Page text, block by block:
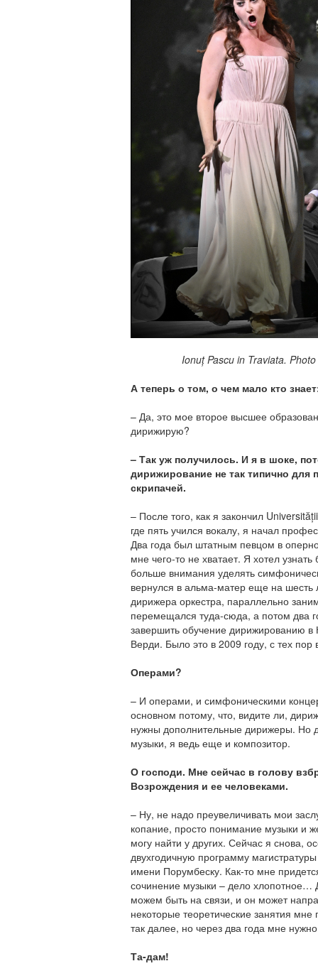
Ionuț Pascu in Traviata. Photo
А теперь о том, о чем мало кто
– Да, это мое второе высшее
дирижирую?
– Так уж получилось. И я в шоке,
дирижирование не так типично для
скрипачей.
– После того, как я закончил
где пять учился вокалу, я начал
Два года был штатным певцом в
мне чего-то не хватает. Я хотел
больше внимания уделять
вернулся в альма-матер еще на шесть
дирижера оркестра, параллельно
перемещался туда-сюда, а потом два
завершить обучение дирижированию
Верди. Было это в 2009 году, с тех
Операми?
– И операми, и симфоническими
основном потому, что, видите ли,
нужны дополнительные дирижеры. Но
музыки, я ведь еще и композитор.
О господи. Мне сейчас в голову
Возрождения и ее человеками.
– Ну, не надо преувеличивать мои
копание, просто понимание музыки и
могу найти у других. Сейчас я снова,
двухгодичную программу
имени Порумбеску. Как-то мне
сочинение музыки – дело хлопотное…
можем быть на связи, и он может
некоторые теоретические занятия
так далее, но через два года мне
Та-дам!